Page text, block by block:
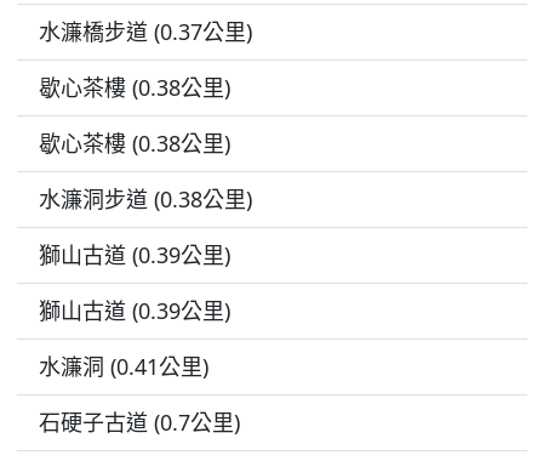
水濂橋步道 (0.37公里)
歇心茶樓 (0.38公里)
歇心茶樓 (0.38公里)
水濂洞步道 (0.38公里)
獅山古道 (0.39公里)
獅山古道 (0.39公里)
水濂洞 (0.41公里)
石硬子古道 (0.7公里)